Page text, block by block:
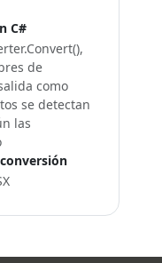
C#
de
como
se detectan
las